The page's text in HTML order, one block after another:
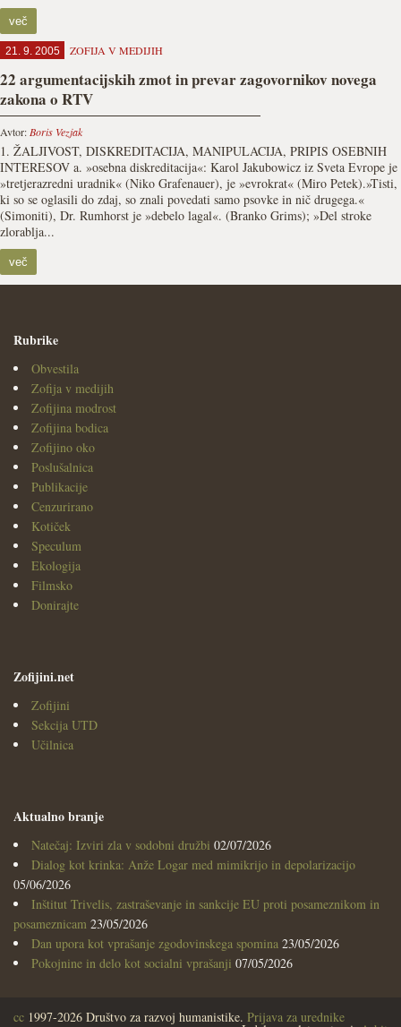
več
21. 9. 2005 ZOFIJA V MEDIJIH
22 argumentacijskih zmot in prevar zagovornikov novega
zakona o RTV
Avtor: Boris Vezjak
1. ŽALJIVOST, DISKREDITACIJA, MANIPULACIJA, PRIPIS OSEBNIH
INTERESOV a. »osebna diskreditacija«: Karol Jakubowicz iz Sveta Evrope je
»tretjerazredni uradnik« (Niko Grafenauer), je »evrokrat« (Miro Petek).»Tisti,
ki so se oglasili do zdaj, so znali povedati samo psovke in nič drugega.«
(Simoniti), Dr. Rumhorst je »debelo lagal«. (Branko Grims); »Del stroke
zlorablja...
več
Rubrike
Obvestila
Zofija v medijih
Zofijina modrost
Zofijina bodica
Zofijino oko
Poslušalnica
Publikacije
Cenzurirano
Kotiček
Speculum
Ekologija
Filmsko
Donirajte
Zofijini.net
Zofijini
Sekcija UTD
Učilnica
Aktualno branje
Natečaj: Izviri zla v sodobni družbi 02/07/2026
Dialog kot krinka: Anže Logar med mimikrijo in depolarizacijo
05/06/2026
Inštitut Trivelis, zastraševanje in sankcije EU proti posameznikom in
posameznicam 23/05/2026
Dan upora kot vprašanje zgodovinskega spomina 23/05/2026
Pokojnine in delo kot socialni vprašanji 07/05/2026
cc 1997-2026 Društvo za razvoj humanistike. Prijava za urednike